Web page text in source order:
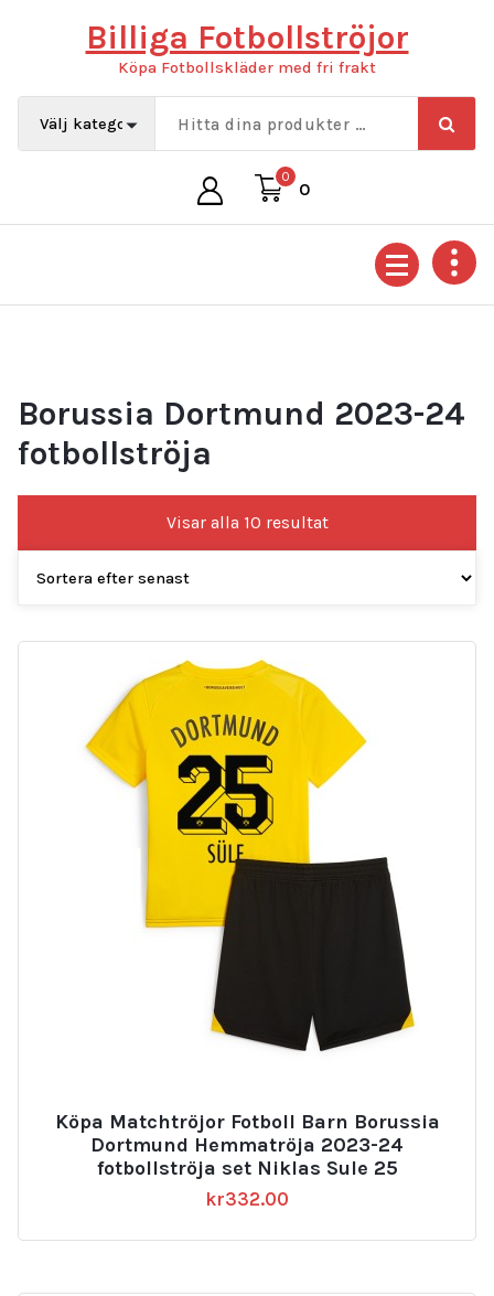
Billiga Fotbollströjor
Köpa Fotbollskläder med fri frakt
0
0
Borussia Dortmund 2023-24
fotbollströja
Visar alla 10 resultatSortera
efter
Köpa Matchtröjor Fotboll Barn Borussia
Dortmund Hemmatröja 2023-24
fotbollströja set Niklas Sule 25
kr332.00